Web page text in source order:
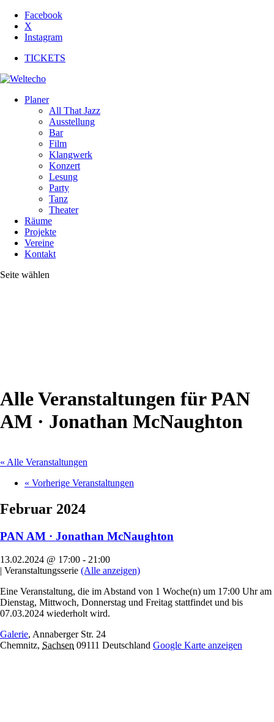
Facebook
X
Instagram
TICKETS
Planer
All That Jazz
Ausstellung
Bar
Film
Klangwerk
Konzert
Lesung
Party
Tanz
Theater
Räume
Projekte
Vereine
Kontakt
Seite wählen
Alle Veranstaltungen für PAN
AM · Jonathan McNaughton
« Alle Veranstaltungen
« Vorherige Veranstaltungen
Februar 2024
PAN AM · Jonathan McNaughton
13.02.2024 @ 17:00 - 21:00
| Veranstaltungsserie (Alle anzeigen)
Eine Veranstaltung, die im Abstand von 1 Woche(n) um 17:00 Uhr am
Dienstag, Mittwoch, Donnerstag und Freitag stattfindet und bis
07.03.2024 wiederholt wird.
Galerie, Annaberger Str. 24
Chemnitz, Sachsen 09111 Deutschland Google Karte anzeigen